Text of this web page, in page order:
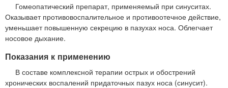
Гомеопатический препарат, применяемый при синуситах.
Оказывает противовоспалительное и противоотечное действие,
уменьшает повышенную секрецию в пазухах носа. Облегчает
носовое дыхание.
Показания к применению
В составе комплексной терапии острых и обострений
хронических воспалений придаточных пазух носа (синусит).